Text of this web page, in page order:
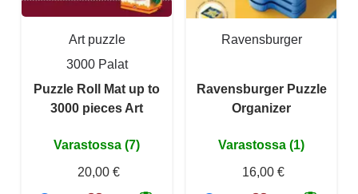
Art puzzle
3000 Palat
Puzzle Roll Mat up to
3000 pieces Art
Varastossa (7)
20,00 €
Ravensburger
Ravensburger Puzzle
Organizer
Varastossa (1)
16,00 €